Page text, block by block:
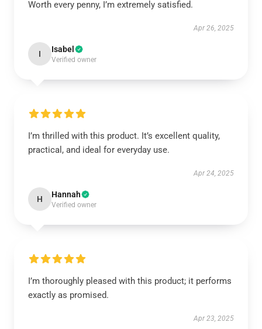
Worth every penny, I’m extremely satisfied.
Apr 26, 2025
I Isabel
Verified owner
I’m thrilled with this product. It’s excellent quality,
practical, and ideal for everyday use.
Apr 24, 2025
H Hannah
Verified owner
I’m thoroughly pleased with this product; it performs
exactly as promised.
Apr 23, 2025